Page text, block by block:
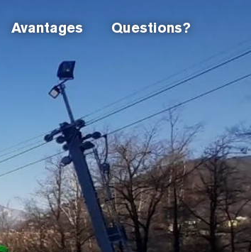
Avantages Questions?